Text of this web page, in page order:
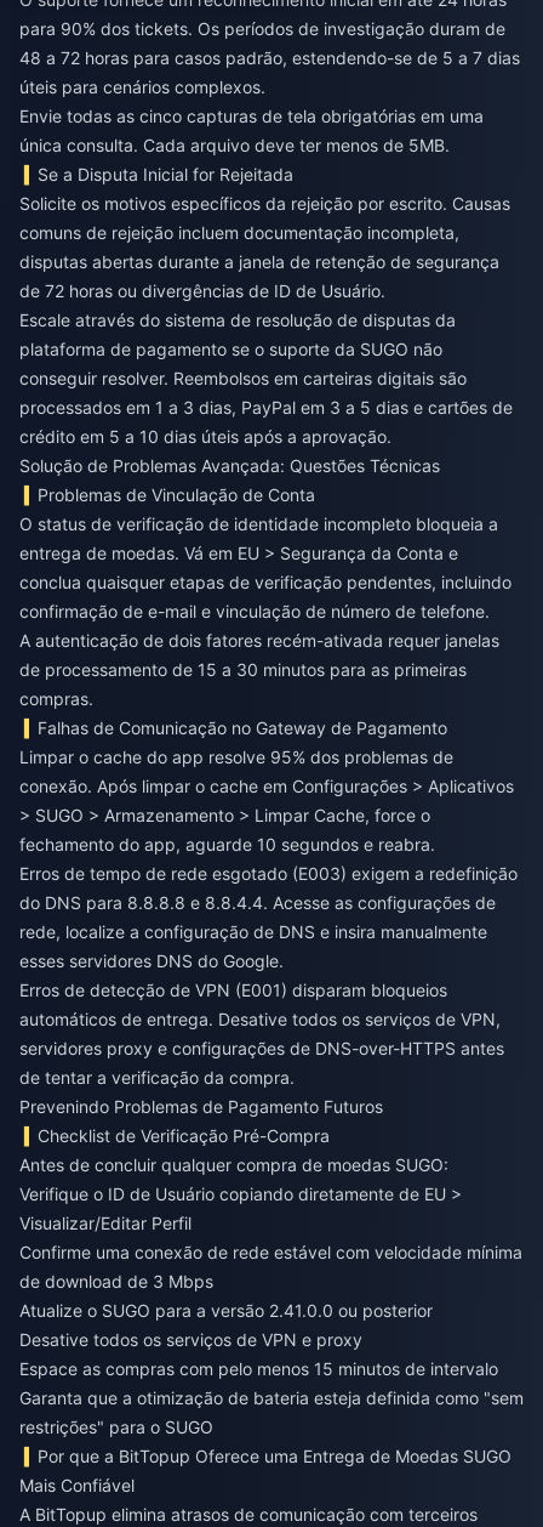
para 90% dos tickets. Os períodos de investigação duram de
48 a 72 horas para casos padrão, estendendo-se de 5 a 7 dias
úteis para cenários complexos.
Envie todas as cinco capturas de tela obrigatórias em uma
única consulta. Cada arquivo deve ter menos de 5MB.
Se a Disputa Inicial for Rejeitada
Solicite os motivos específicos da rejeição por escrito. Causas
comuns de rejeição incluem documentação incompleta,
disputas abertas durante a janela de retenção de segurança
de 72 horas ou divergências de ID de Usuário.
Escale através do sistema de resolução de disputas da
plataforma de pagamento se o suporte da SUGO não
conseguir resolver. Reembolsos em carteiras digitais são
processados em 1 a 3 dias, PayPal em 3 a 5 dias e cartões de
crédito em 5 a 10 dias úteis após a aprovação.
Solução de Problemas Avançada: Questões Técnicas
Problemas de Vinculação de Conta
O status de verificação de identidade incompleto bloqueia a
entrega de moedas. Vá em EU > Segurança da Conta e
conclua quaisquer etapas de verificação pendentes, incluindo
confirmação de e-mail e vinculação de número de telefone.
A autenticação de dois fatores recém-ativada requer janelas
de processamento de 15 a 30 minutos para as primeiras
compras.
Falhas de Comunicação no Gateway de Pagamento
Limpar o cache do app resolve 95% dos problemas de
conexão. Após limpar o cache em Configurações > Aplicativos
> SUGO > Armazenamento > Limpar Cache, force o
fechamento do app, aguarde 10 segundos e reabra.
Erros de tempo de rede esgotado (E003) exigem a redefinição
do DNS para 8.8.8.8 e 8.8.4.4. Acesse as configurações de
rede, localize a configuração de DNS e insira manualmente
esses servidores DNS do Google.
Erros de detecção de VPN (E001) disparam bloqueios
automáticos de entrega. Desative todos os serviços de VPN,
servidores proxy e configurações de DNS-over-HTTPS antes
de tentar a verificação da compra.
Prevenindo Problemas de Pagamento Futuros
Checklist de Verificação Pré-Compra
Antes de concluir qualquer compra de moedas SUGO:
Verifique o ID de Usuário copiando diretamente de EU >
Visualizar/Editar Perfil
Confirme uma conexão de rede estável com velocidade mínima
de download de 3 Mbps
Atualize o SUGO para a versão 2.41.0.0 ou posterior
Desative todos os serviços de VPN e proxy
Espace as compras com pelo menos 15 minutos de intervalo
Garanta que a otimização de bateria esteja definida como "sem
restrições" para o SUGO
Por que a BitTopup Oferece uma Entrega de Moedas SUGO
Mais Confiável
A BitTopup elimina atrasos de comunicação com terceiros